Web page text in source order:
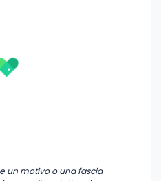
un motivo o una fascia